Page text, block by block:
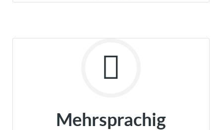
Mehrsprachig